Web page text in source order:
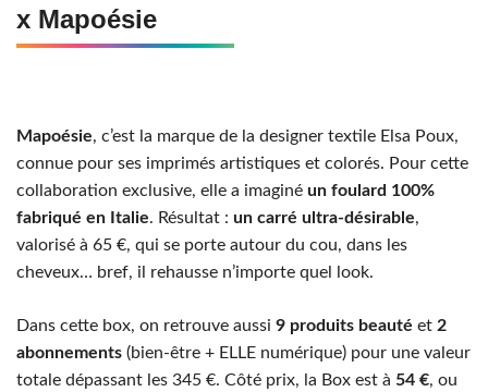
x Mapoésie
Mapoésie, c’est la marque de la designer textile Elsa Poux,
connue pour ses imprimés artistiques et colorés. Pour cette
collaboration exclusive, elle a imaginé un foulard 100%
fabriqué en Italie. Résultat : un carré ultra-désirable,
valorisé à 65 €, qui se porte autour du cou, dans les
cheveux… bref, il rehausse n’importe quel look.
Dans cette box, on retrouve aussi 9 produits beauté et 2
abonnements (bien-être + ELLE numérique) pour une valeur
totale dépassant les 345 €. Côté prix, la Box est à 54 €, ou